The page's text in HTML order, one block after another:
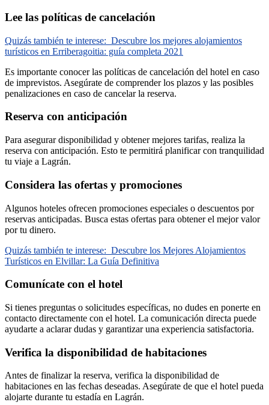
Lee las políticas de cancelación
Quizás también te interese: Descubre los mejores alojamientos
turísticos en Erriberagoitia: guía completa 2021
Es importante conocer las políticas de cancelación del hotel en caso
de imprevistos. Asegúrate de comprender los plazos y las posibles
penalizaciones en caso de cancelar la reserva.
Reserva con anticipación
Para asegurar disponibilidad y obtener mejores tarifas, realiza la
reserva con anticipación. Esto te permitirá planificar con tranquilidad
tu viaje a Lagrán.
Considera las ofertas y promociones
Algunos hoteles ofrecen promociones especiales o descuentos por
reservas anticipadas. Busca estas ofertas para obtener el mejor valor
por tu dinero.
Quizás también te interese: Descubre los Mejores Alojamientos
Turísticos en Elvillar: La Guía Definitiva
Comunícate con el hotel
Si tienes preguntas o solicitudes específicas, no dudes en ponerte en
contacto directamente con el hotel. La comunicación directa puede
ayudarte a aclarar dudas y garantizar una experiencia satisfactoria.
Verifica la disponibilidad de habitaciones
Antes de finalizar la reserva, verifica la disponibilidad de
habitaciones en las fechas deseadas. Asegúrate de que el hotel pueda
alojarte durante tu estadía en Lagrán.